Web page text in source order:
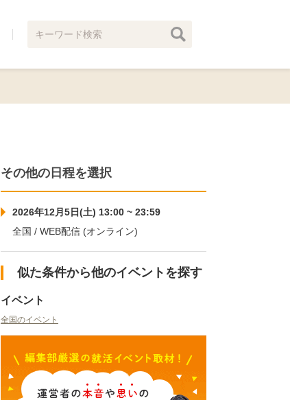
その他の日程を選択
2026年12月5日(土) 13:00 ~ 23:59
全国 / WEB配信 (オンライン)
似た条件から他のイベントを探す
イベント
全国のイベント